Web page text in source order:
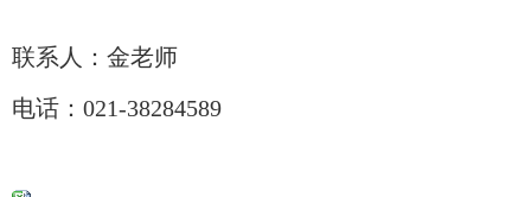
联系人： 金老师
电话： 021-38284589